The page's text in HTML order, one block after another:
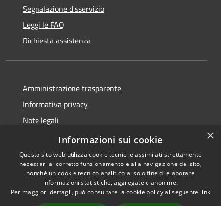
Segnalazione disservizio
Leggi le FAQ
Richiesta assistenza
Amministrazione trasparente
Informativa privacy
Note legali
Dichiarazione di accessibilità
Accessibilità
Copyright © 2026 • Città di
Erice • Powered by
×
Informazioni sui cookie
Questo sito web utilizza cookie tecnici e assimilati strettamente
necessari al corretto funzionamento e alla navigazione del sito,
nonché un cookie tecnico analitico al solo fine di elaborare
informazioni statistiche, aggregate e anonime.
Per maggiori dettagli, può consultare la cookie policy al seguente link